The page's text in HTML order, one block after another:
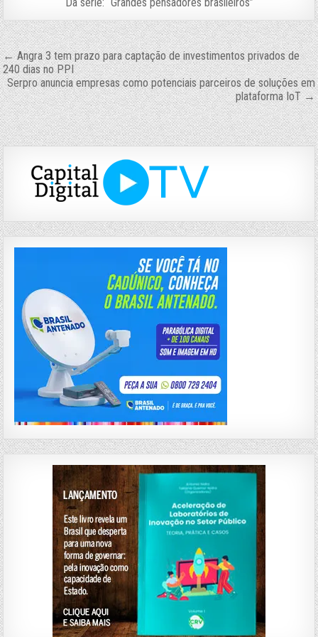
Navegação
de
Post
← Angra 3 tem prazo para captação de investimentos privados de
240 dias no PPI
Serpro anuncia empresas como potenciais parceiros de soluções em
plataforma IoT →